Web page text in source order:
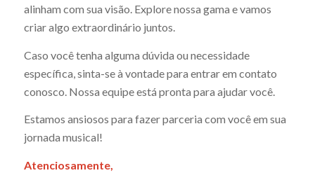
alinham com sua visão. Explore nossa gama e vamos
criar algo extraordinário juntos.
Caso você tenha alguma dúvida ou necessidade
específica, sinta-se à vontade para entrar em contato
conosco. Nossa equipe está pronta para ajudar você.
Estamos ansiosos para fazer parceria com você em sua
jornada musical!
Atenciosamente,